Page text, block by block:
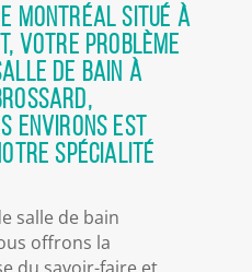
Montréal situé à
votre problème
de bain à
environs est
spécialité
salle de bain
offrons la